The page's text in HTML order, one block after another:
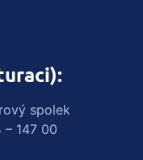
spolek
– 147 00